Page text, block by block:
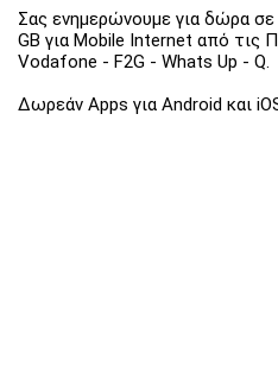
Σας ενημερώνουμε για δώρα
GB για Mobile Internet από
Vodafone - F2G - Whats Up - Q.
Δωρεάν Apps για Android και